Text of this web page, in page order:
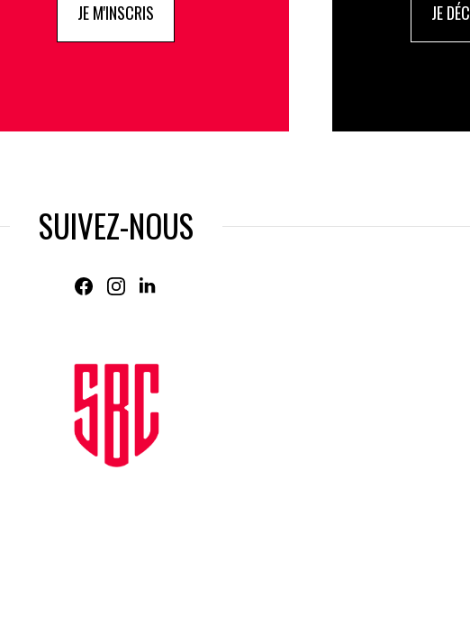
JE M'INSCRIS JE
SUIVEZ-NOUS